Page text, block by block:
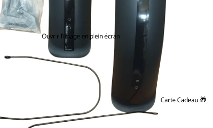
Carte Cadeau 🎁
Ouvrir l’image en plein écran